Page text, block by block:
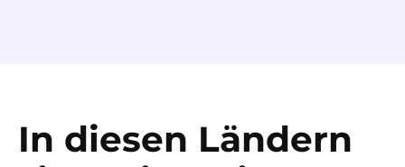
In diesen Ländern